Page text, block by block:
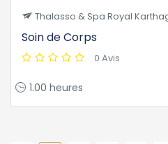
Thalasso & Spa Royal
Soin de Corps
0 Avis
1.00 heures